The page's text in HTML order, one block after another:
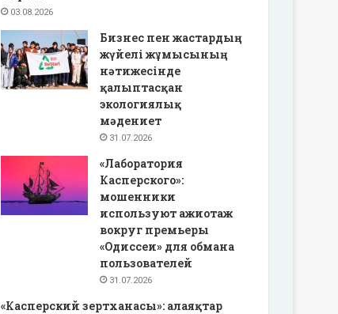
03.08.2026
Бизнес пен жастардың
жүйелі жұмысының
нәтижесінде
қалыптасқан
экологиялық
мәдениет
31.07.2026
«Лаборатория
Касперского»:
мошенники
используют ажиотаж
вокруг премьеры
«Одиссеи» для обмана
пользователей
31.07.2026
«Касперский зертханасы»: алаяқтар